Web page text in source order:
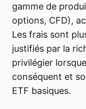
gamme de
options, CFD),
Les frais sont
justifiés par la
privilégier
conséquent et
ETF basiques.